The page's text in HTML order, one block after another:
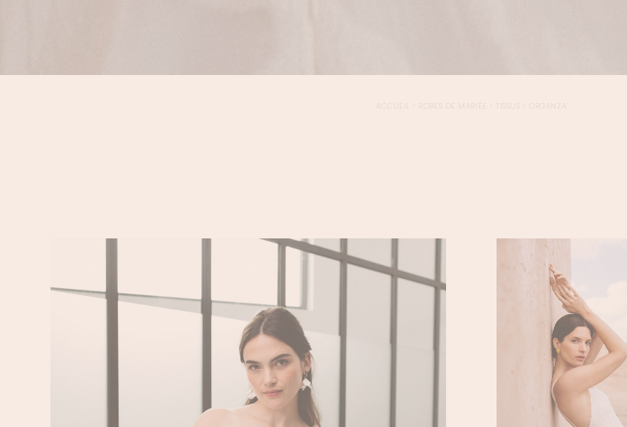
ACCUEIL ROBES DE MARIÉE TISSUS ORGANZA